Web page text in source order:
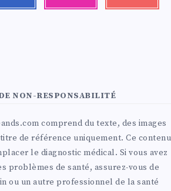
NON-RESPONSABILITÉ
comprend du texte, des images
de référence uniquement. Ce contenu
le diagnostic médical. Si vous avez
problèmes de santé, assurez-vous de
ou un autre professionnel de la santé